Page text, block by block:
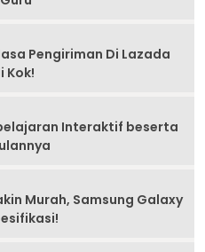
Pengiriman Di Lazada
Kok!
Interaktif beserta
Murah, Samsung Galaxy